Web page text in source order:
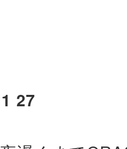
27